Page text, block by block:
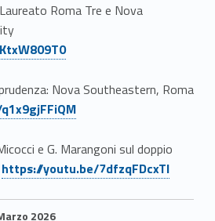
Roma Tre e Nova
Nova Southeastern, Roma
e G. Marangoni sul doppio
Link identifier #identifier__102825-8https://youtu.be/7dfzqFDcxTI
2026